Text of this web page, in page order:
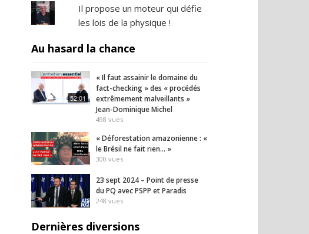
Il propose un moteur qui défie
les lois de la physique !
Au hasard la chance
52:01
« Il faut assainir le domaine du
fact-checking » des « procédés
extrêmement malveillants »
Jean-Dominique Michel
498 vues
« Déforestation amazonienne : «
le Brésil ne fait rien… »
300 vues
23 sept 2024 – Point de presse
du PQ avec PSPP et Paradis
248 vues
Dernières diversions